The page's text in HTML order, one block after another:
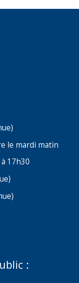
le mardi matin
17h30
: